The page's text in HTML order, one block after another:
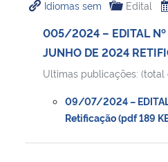
Idiomas sem Edital
005/2024 – EDITAL Nº
JUNHO DE 2024
Ultimas publicações: (total
09/07/2024 – EDITAL
Retificação (pdf 189